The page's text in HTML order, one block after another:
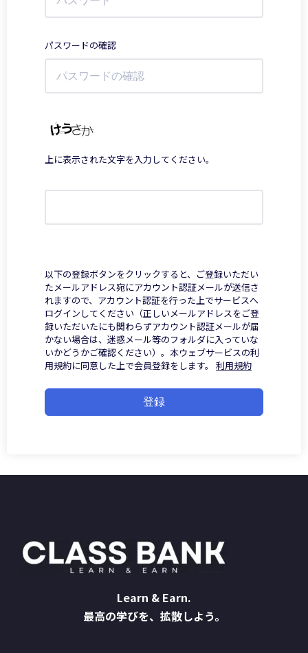
パスワードの確認
上に表示された文字を入力してください。
以下の登録ボタンをクリックすると、ご登録いただい
たメールアドレス宛にアカウント認証メールが送信さ
れますので、アカウント認証を行った上でサービスへ
ログインしてください（正しいメールアドレスをご登
録いただいたにも関わらずアカウント認証メールが届
かない場合は、迷惑メール等のフォルダに入っていな
いかどうかご確認ください）。本ウェブサービスの利
用規約に同意した上で会員登録をします。 利用規約
登録
Learn & Earn.
最高の学びを、拡散しよう。